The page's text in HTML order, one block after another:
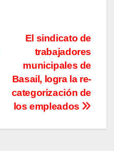
El sindicato de
trabajadores
municipales de
Basail, logra la re-
categorización de
los empleados